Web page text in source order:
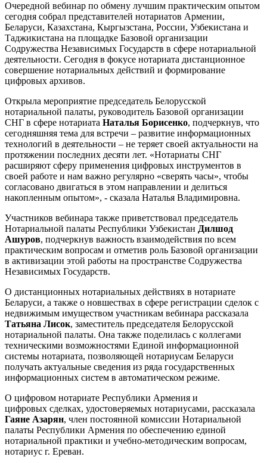
Очередной вебинар по обмену лучшим практическим опытом
сегодня собрал представителей нотариатов Армении,
Беларуси, Казахстана, Кыргызстана, России, Узбекистана и
Таджикистана на площадке Базовой организации
Содружества Независимых Государств в сфере нотариальной
деятельности. Сегодня в фокусе нотариата дистанционное
совершение нотариальных действий и формирование
цифровых архивов.
Открыла мероприятие председатель Белорусской
нотариальной палаты, руководитель Базовой организации
СНГ в сфере нотариата Наталья Борисенко, подчеркнув, что
сегодняшняя тема для встречи – развитие информационных
технологий в деятельности – не теряет своей актуальности на
протяжении последних десяти лет. «Нотариаты СНГ
расширяют сферу применения цифровых инструментов в
своей работе и нам важно регулярно «сверять часы», чтобы
согласовано двигаться в этом направлении и делиться
накопленным опытом», - сказала Наталья Владимировна.
Участников вебинара также приветствовал председатель
Нотариальной палаты Республики Узбекистан Дилшод
Ашуров, подчеркнув важность взаимодействия по всем
практическим вопросам и отметив роль Базовой организации
в активизации этой работы на пространстве Содружества
Независимых Государств.
О дистанционных нотариальных действиях в нотариате
Беларуси, а также о новшествах в сфере регистрации сделок с
недвижимым имуществом участникам вебинара рассказала
Татьяна Лисок, заместитель председателя Белорусской
нотариальной палаты. Она также поделилась с коллегами
техническими возможностями Единой информационной
системы нотариата, позволяющей нотариусам Беларуси
получать актуальные сведения из ряда государственных
информационных систем в автоматическом режиме.
О цифровом нотариате Республики Армения и
цифровых сделках, удостоверяемых нотариусами, рассказала
Гаяне Азарян, член постоянной комиссии Нотариальной
палаты Республики Армения по обеспечению единой
нотариальной практики и учебно-методическим вопросам,
нотариус г. Ереван.